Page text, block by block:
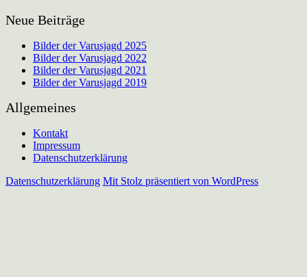
Neue Beiträge
Bilder der Varusjagd 2025
Bilder der Varusjagd 2022
Bilder der Varusjagd 2021
Bilder der Varusjagd 2019
Allgemeines
Kontakt
Impressum
Datenschutzerklärung
Datenschutzerklärung Mit Stolz präsentiert von WordPress